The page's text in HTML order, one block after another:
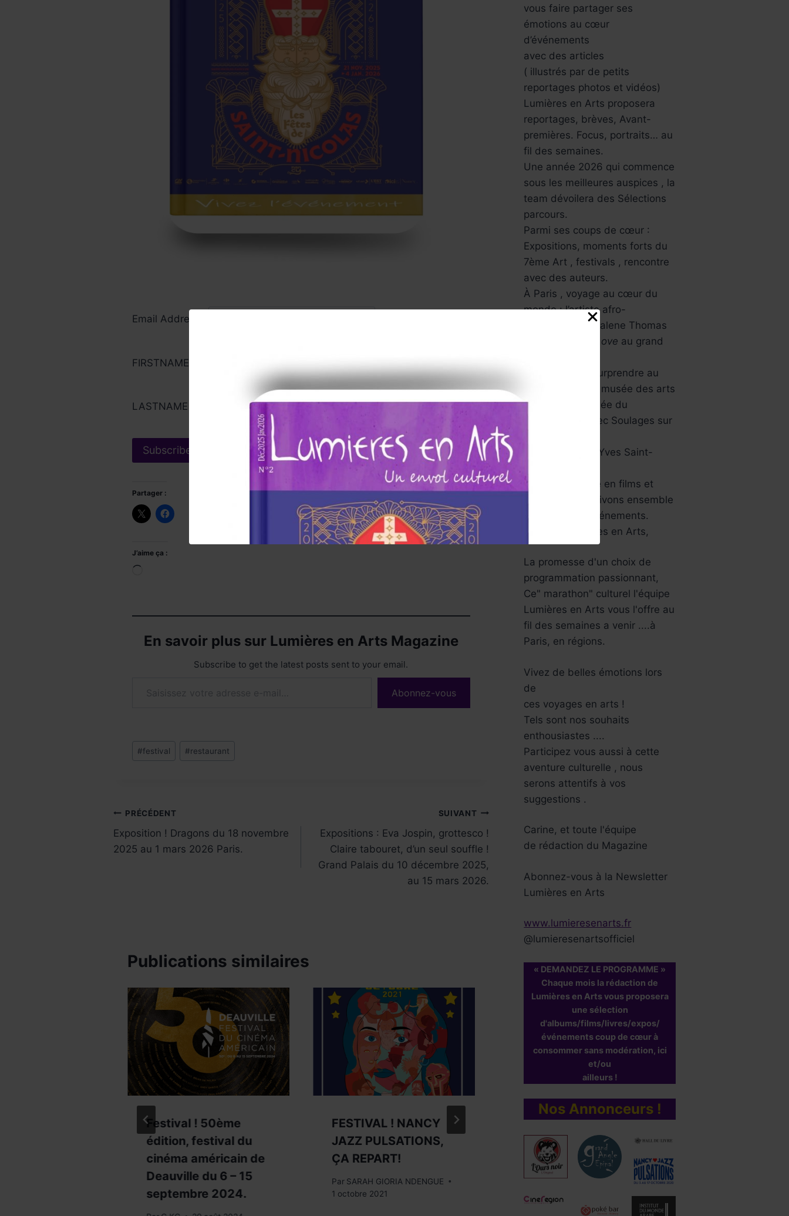
Email Address*
FIRSTNAME
LASTNAME
Partager :
J’aime ça :
En savoir plus sur Lumières en Arts Magazine
Subscribe to get the latest posts sent to your email.
Abonnez-vous
Étiquettes
de
#festival #restaurant
Navigation
de
PRÉCÉDENT
Exposition ! Dragons du 18 novembre
2025 au 1 mars 2026 Paris.
SUIVANT
Expositions : Eva Jospin, grottesco !
Claire tabouret, d’un seul souffle !
Grand Palais du 10 décembre 2025,
au 15 mars 2026.
Publications similaires
Festival ! 50ème
édition, festival du
cinéma américain de
Deauville du 6 – 15
septembre 2024.
FESTIVAL ! NANCY
JAZZ PULSATIONS,
ÇA REPART!
Par SARAH GIORIA NDENGUE
1 octobre 2021
Au cinéma !
Oppenheimer
C.KG 1 août 2023
vous faire partager ses
émotions au cœur
d’événements
avec des articles
( illustrés par de petits
reportages photos et vidéos)
Lumières en Arts proposera
reportages, brèves, Avant-
premières. Focus, portraits… au
fil des semaines.
Une année 2026 qui commence
sous les meilleures auspices , la
team dévoilera des Sélections
parcours.
Parmi ses coups de cœur :
Expositions, moments forts du
7ème Art , festivals , rencontre
avec des auteurs.
À Paris , voyage au cœur du
monde : l’artiste afro-
américaine Mickalene Thomas
All About Love au grand
L’Asie va vous surprendre au
musée Guimet , musée des arts
asiatiques , Musée du
Luxembourg avec Soulages sur
Aussi le musée Yves Saint-
Une année riche en films et
festivals, bref ,vivons ensemble
tous ces jolis événements.
L’équipe Lumières en Arts,
La promesse d'un choix de
programmation passionnant,
Ce" marathon" culturel l'équipe
Lumières en Arts vous l'offre au
fil des semaines a venir ....à
Paris, en régions.
Vivez de belles émotions lors
de
ces voyages en arts !
Tels sont nos souhaits
enthousiastes ....
Participez vous aussi à cette
aventure culturelle , nous
serons attentifs à vos
suggestions .
Carine, et toute l'équipe
de rédaction du Magazine
Abonnez-vous à la Newsletter
Lumières en Arts
www.lumieresenarts.fr
@lumieresenartsofficiel
« DEMANDEZ LE PROGRAMME »
Chaque mois la rédaction de
Lumières en Arts vous proposera
une sélection
d'albums/films/livres/expos/
événements coup de cœur à
consommer sans modération, ici
et/ou
ailleurs !
Nos Annonceurs !